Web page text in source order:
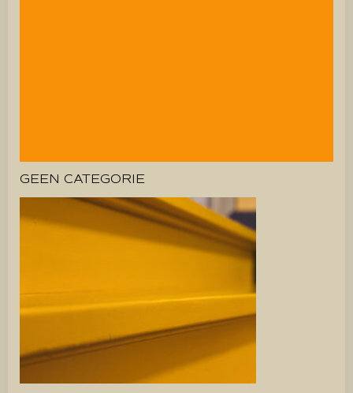
GEEN CATEGORIE